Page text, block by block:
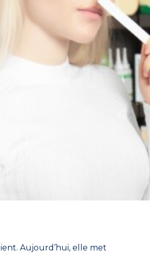
Aujourd’hui, elle met